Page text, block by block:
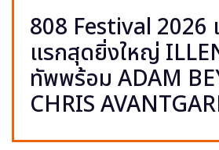
808 Festival 2026
แรกสุดยิ่งใหญ่
ทัพพร้อม ADAM
CHRIS